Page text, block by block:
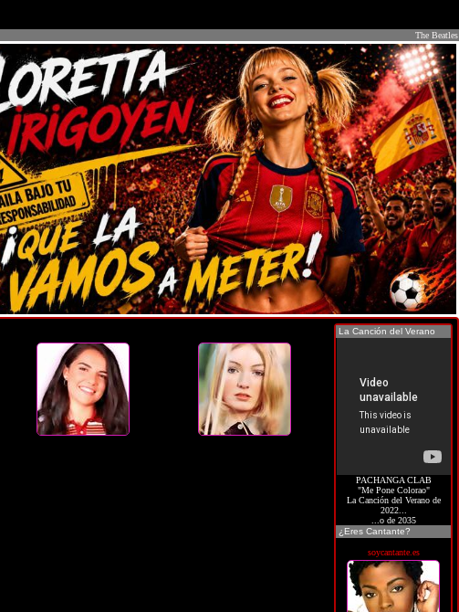
The Beatles
La Canción del Verano
PACHANGA CLAB
"Me Pone Colorao"
La Canción del Verano de
2022...
...o de 2035
¿Eres Cantante?
soycantante.es